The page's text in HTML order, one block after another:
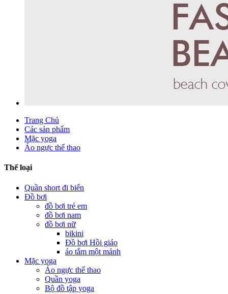
Trang Chủ
Các sản phẩm
Mặc yoga
Áo ngực thể thao
Thể loại
Quần short đi biển
Đồ bơi
đồ bơi trẻ em
đồ bơi nam
đồ bơi nữ
bikini
Đồ bơi Hồi giáo
áo tắm một mảnh
Mặc yoga
Áo ngực thể thao
Quần yoga
Bộ đồ tập yoga